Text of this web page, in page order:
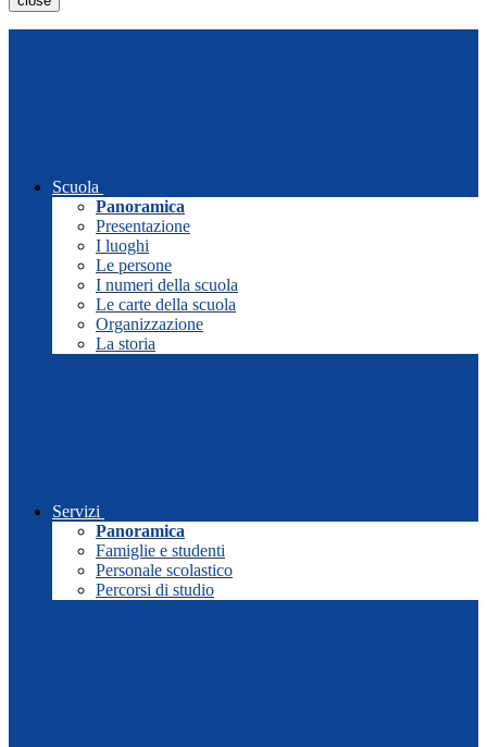
Scuola
Panoramica
Presentazione
I luoghi
Le persone
I numeri della scuola
Le carte della scuola
Organizzazione
La storia
Servizi
Panoramica
Famiglie e studenti
Personale scolastico
Percorsi di studio